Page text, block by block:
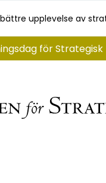
upplevelse av
för